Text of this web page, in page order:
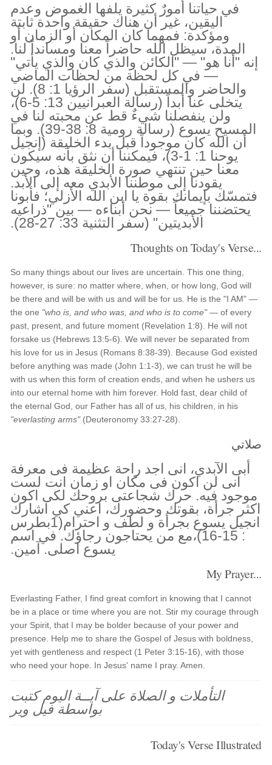
في حياتنا أمورٌ كثيرة يلفها الغموض وعدم
اليقين، غير أن هناك حقيقة واحدة ثابتة
ومؤكدة: فمهما كان المكان أو الزمان أو
المدة، سيظل الله حاضراً معنا ومسانداً لنا.
إنه "أنا هو" — "الكائن والذي كان والذي يأتي"
— في كل لحظة من لحظات الماضي
والحاضر والمستقبل (سفر الرؤيا 1: 8). لن
يتخلى عنا أبداً (رسالة العبرانيين 13: 5-6)،
ولن ينفصلنا شيءٌ قط عن محبته لنا في
المسيح يسوع (رسالة رومية 8: 38-39). وبما
أن الله كان موجوداً قبل بدء الخليقة (إنجيل
يوحنا 1: 1-3)، فيمكننا أن نثق بأنه سيكون
معنا حين تنتهي صورة الخليقة هذه، وحين
يقودنا إلى موطننا الأبدي معه إلى الأبد.
فتمسّك بإيمانك بقوة يا ابن الله الأزلي؛ فأبونا
يحتضننا جميعاً — نحن أبناءه — بين "ذراعيه
الأبديتين" (سفر التثنية 33: 27-28).
Thoughts on Today's Verse...
So many things about our lives are uncertain. This one thing,
however, is sure: no matter where, when, or how long, God will
be there and will be with us and will be for us. He is the "I AM" —
the one "who is, and who was, and who is to come"— of every
past, present, and future moment (Revelation 1:8). He will not
forsake us (Hebrews 13:5-6). We will never be separated from
his love for us in Jesus (Romans 8:38-39). Because God existed
before anything was made (John 1:1-3), we can trust he will be
with us when this form of creation ends, and when he ushers us
into our eternal home with him forever. Hold fast, dear child of
the eternal God, our Father has all of us, his children, in his
"everlasting arms"(Deuteronomy 33:27-28).
صلاتي
أبى الآبدي، انى اجد راحة عظيمة فى معرفة
انى لن اكون فى مكان او زمان انت لست
موجود فيه. حرك شجاعتى بروحك لكى اكون
اكثر جرأة، بقوتك وحضورك، اعني كي اشارك
انجيل يسوع بجرأة و لطف و احترام(1بطرس
: 15-16)،مع من يحتاجون رجاؤك. في اسم
يسوع اصلى. آمين.
My Prayer...
Everlasting Father, I find great comfort in knowing that I cannot
be in a place or time where you are not. Stir my courage through
your Spirit, that I may be bolder because of your power and
presence. Help me to share the Gospel of Jesus with boldness,
yet with gentleness and respect (1 Peter 3:15-16), with those
who need your hope. In Jesus' name I pray. Amen.
التأملات و الصلاة على آيــة اليوم كتبت
بواسطة فيل وير
Today's Verse Illustrated